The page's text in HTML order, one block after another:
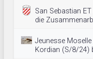
San Sebastian
die
Jeunesse
Kordian (S/8/24)